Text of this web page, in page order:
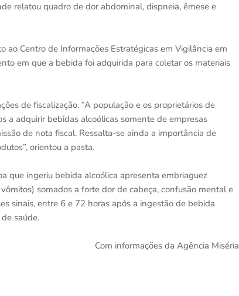
relatou quadro de dor abdominal, dispneia, êmese e
Centro de Informações Estratégicas em Vigilância em
em que a bebida foi adquirida para coletar os materiais
de fiscalização. “A população e os proprietários de
a adquirir bebidas alcoólicas somente de empresas
de nota fiscal. Ressalta-se ainda a importância de
orientou a pasta.
que ingeriu bebida alcoólica apresenta embriaguez
somados a forte dor de cabeça, confusão mental e
sinais, entre 6 e 72 horas após a ingestão de bebida
saúde.
Com informações da Agência Miséria